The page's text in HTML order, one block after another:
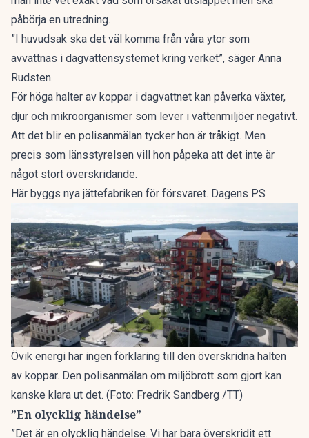
påbörja en utredning.
”I huvudsak ska det väl komma från våra ytor som
avvattnas i dagvattensystemet kring verket”, säger Anna
Rudsten.
För höga halter av koppar i dagvattnet kan påverka växter,
djur och mikroorganismer som lever i vattenmiljöer negativt.
Att det blir en polisanmälan tycker hon är tråkigt. Men
precis som länsstyrelsen vill hon påpeka att det inte är
något stort överskridande.
Här byggs nya jättefabriken för försvaret. Dagens PS
Övik energi har ingen förklaring till den överskridna halten
av koppar. Den polisanmälan om miljöbrott som gjort kan
kanske klara ut det. (Foto: Fredrik Sandberg /TT)
”En olycklig händelse”
”Det är en olycklig händelse. Vi har bara överskridit ett